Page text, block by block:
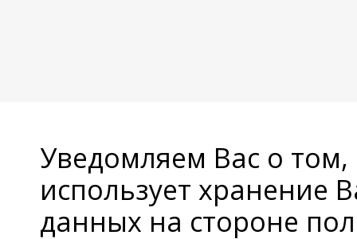
Уведомляем Вас о
использует хранение
данных на стороне